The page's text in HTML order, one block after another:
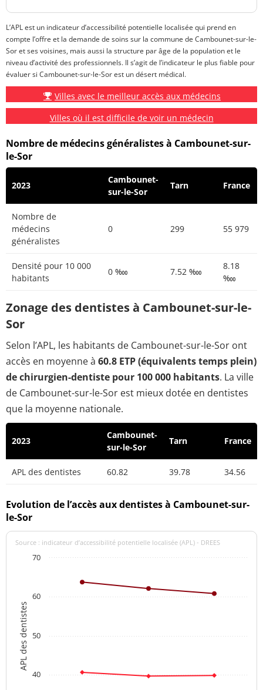
L’APL est un indicateur d’accessibilité potentielle localisée qui prend en
compte l’offre et la demande de soins sur la commune de Cambounet-sur-le-
Sor et ses voisines, mais aussi la structure par âge de la population et le
niveau d’activité des professionnels. Il s’agit de l’indicateur le plus fiable pour
évaluer si Cambounet-sur-le-Sor est un désert médical.
Villes avec le meilleur accès aux médecins
Villes où il est difficile de voir un médecin
Nombre de médecins généralistes à Cambounet-sur-
le-Sor
2023
Cambounet-
sur-le-Sor
Tarn France
Nombre de
médecins
généralistes
0 299 55 979
Densité pour 10 000
habitants
0 ‱ 7.52 ‱
8.18
‱
Zonage des dentistes à Cambounet-sur-le-
Sor
Selon l’APL, les habitants de Cambounet-sur-le-Sor ont
accès en moyenne à 60.8 ETP (équivalents temps plein)
de chirurgien-dentiste pour 100 000 habitants. La ville
de Cambounet-sur-le-Sor est mieux dotée en dentistes
que la moyenne nationale.
2023
Cambounet-
sur-le-Sor
Tarn France
APL des dentistes 60.82 39.78 34.56
Evolution de l’accès aux dentistes à Cambounet-sur-
le-Sor
APL des dentistes
Source : indicateur d’accessibilité potentielle localisée (APL) - DREES
40
50
60
70